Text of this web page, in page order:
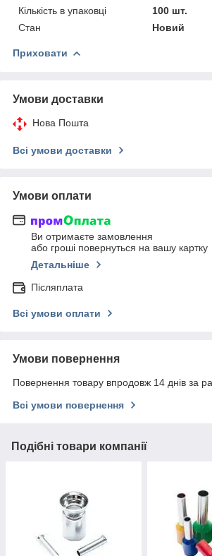
Кількість в упаковці
100 шт.
Стан
Новий
Приховати
Умови доставки
Нова Пошта
Всі умови доставки
Умови оплати
Ви отримаєте замовлення
або гроші повернуться на вашу картку
Детальніше
Післяплата
Всі умови оплати
Умови повернення
Повернення товару впродовж 14 днів за
Всі умови повернення
Подібні товари компанії